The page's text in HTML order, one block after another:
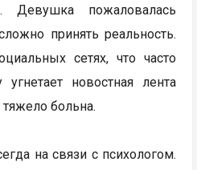
Девушка пожаловалась
принять реальность.
сетях, что часто
новостная лента
тяжело больна.
на связи с психологом.